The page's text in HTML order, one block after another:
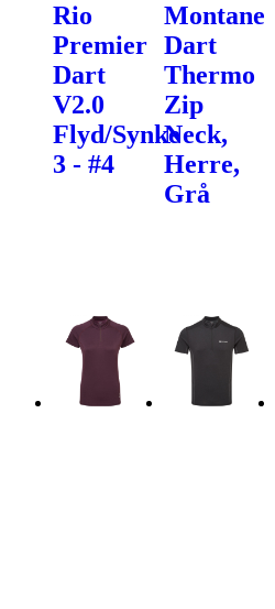
Rio
Premier
Dart
V2.0
Flyd/Synke
3 - #4
Montane
Dart
Thermo
Zip
Neck,
Herre,
Grå